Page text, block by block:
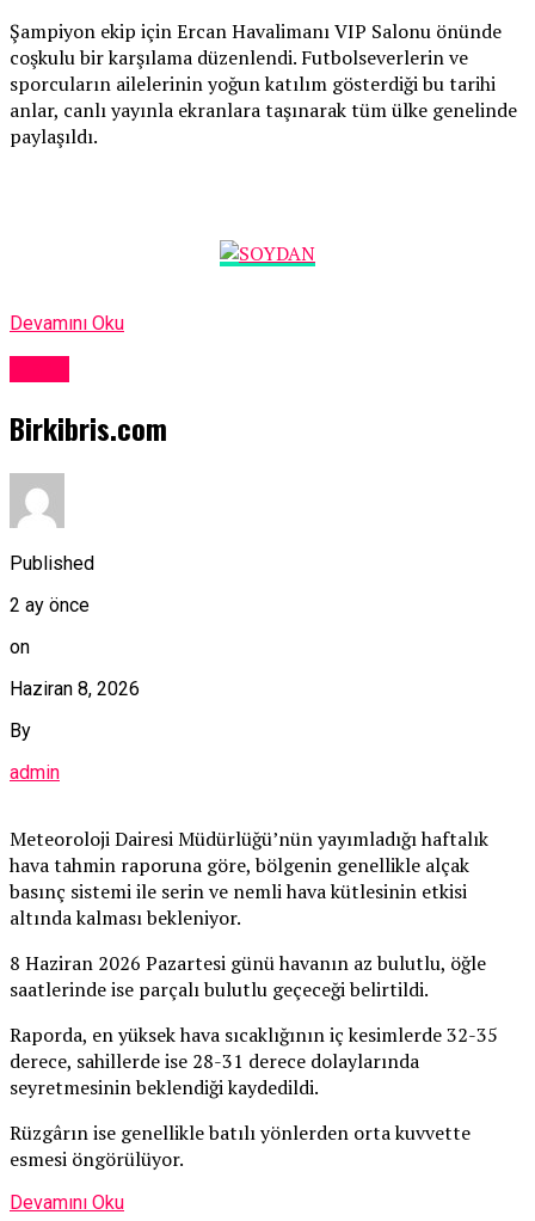
Şampiyon ekip için Ercan Havalimanı VIP Salonu önünde
coşkulu bir karşılama düzenlendi. Futbolseverlerin ve
sporcuların ailelerinin yoğun katılım gösterdiği bu tarihi
anlar, canlı yayınla ekranlara taşınarak tüm ülke genelinde
paylaşıldı.
Devamını Oku
Birkibris.com
Published
2 ay önce
on
Haziran 8, 2026
By
admin
Meteoroloji Dairesi Müdürlüğü’nün yayımladığı haftalık
hava tahmin raporuna göre, bölgenin genellikle alçak
basınç sistemi ile serin ve nemli hava kütlesinin etkisi
altında kalması bekleniyor.
8 Haziran 2026 Pazartesi günü havanın az bulutlu, öğle
saatlerinde ise parçalı bulutlu geçeceği belirtildi.
Raporda, en yüksek hava sıcaklığının iç kesimlerde 32-35
derece, sahillerde ise 28-31 derece dolaylarında
seyretmesinin beklendiği kaydedildi.
Rüzgârın ise genellikle batılı yönlerden orta kuvvette
esmesi öngörülüyor.
Devamını Oku